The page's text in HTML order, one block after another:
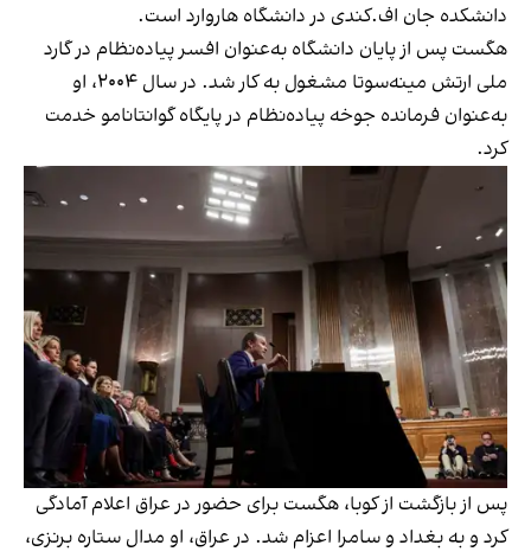
دانشکده جان اف.کندی در دانشگاه هاروارد است.
هگست پس از پایان دانشگاه به‌عنوان افسر پیاده‌نظام در گارد
ملی ارتش مینه‌سوتا مشغول به کار شد. در سال ۲۰۰۴، او
به‌عنوان فرمانده جوخه پیاده‌نظام در پایگاه گوانتانامو خدمت
کرد.
پس از بازگشت از کوبا، هگست برای حضور در عراق اعلام آمادگی
کرد و به بغداد و سامرا اعزام شد. در عراق، او مدال ستاره برنزی،